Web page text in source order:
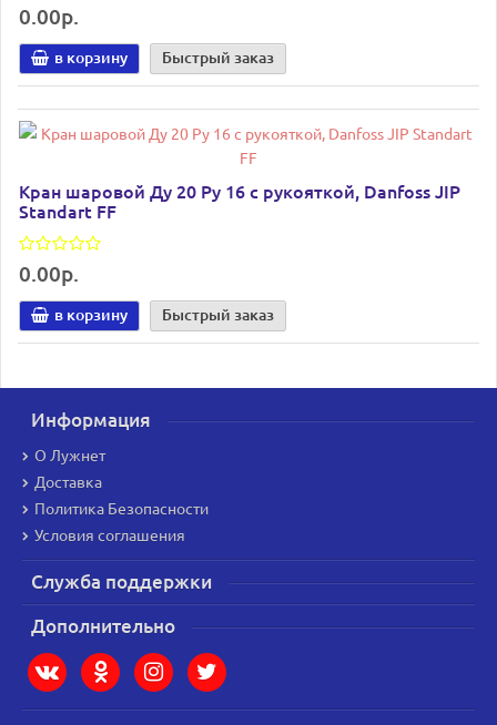
0.00р.
в корзину Быстрый заказ
Кран шаровой Ду 20 Pу 16 с рукояткой, Danfoss JIP
Standart FF
0.00р.
в корзину Быстрый заказ
Информация
О Лужнет
Доставка
Политика Безопасности
Условия соглашения
Служба поддержки
Дополнительно